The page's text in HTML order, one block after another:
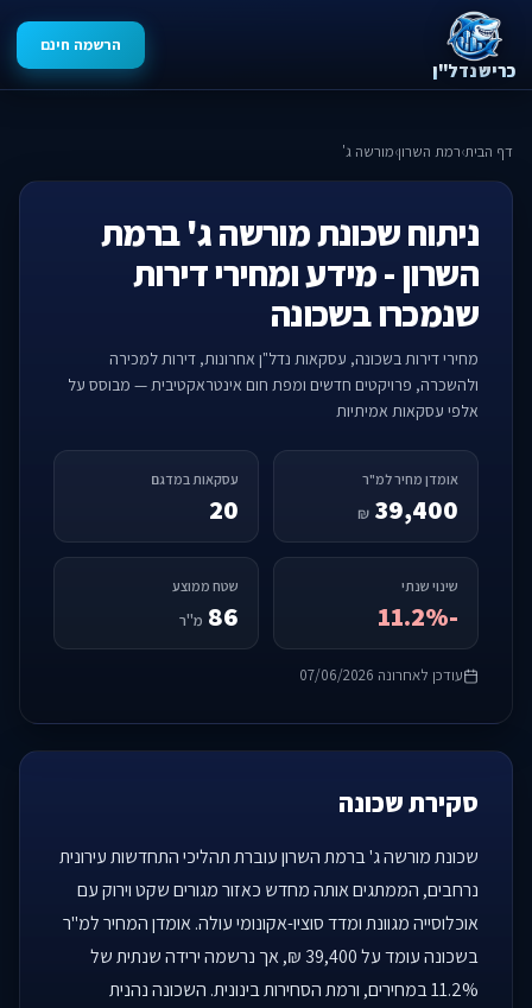
כריש נדל"ן
הרשמה חינם
דף הבית›רמת השרון›מורשה ג'
ניתוח שכונת מורשה ג' ברמת
השרון - מידע ומחירי דירות
שנמכרו בשכונה
מחירי דירות בשכונה, עסקאות נדל"ן אחרונות, דירות למכירה
ולהשכרה, פרויקטים חדשים ומפת חום אינטראקטיבית — מבוסס על
אלפי עסקאות אמיתיות
אומדן מחיר למ"ר
39,400
₪
עסקאות במדגם
20
שינוי שנתי
-11.2%
שטח ממוצע
86 מ"ר
עודכן לאחרונה 07/06/2026
סקירת שכונה
שכונת מורשה ג' ברמת השרון עוברת תהליכי התחדשות עירונית
נרחבים, הממתגים אותה מחדש כאזור מגורים שקט וירוק עם
אוכלוסייה מגוונת ומדד סוציו-אקונומי עולה. אומדן המחיר למ"ר
בשכונה עומד על 39,400 ₪, אך נרשמה ירידה שנתית של
11.2% במחירים, ורמת הסחירות בינונית. השכונה נהנית